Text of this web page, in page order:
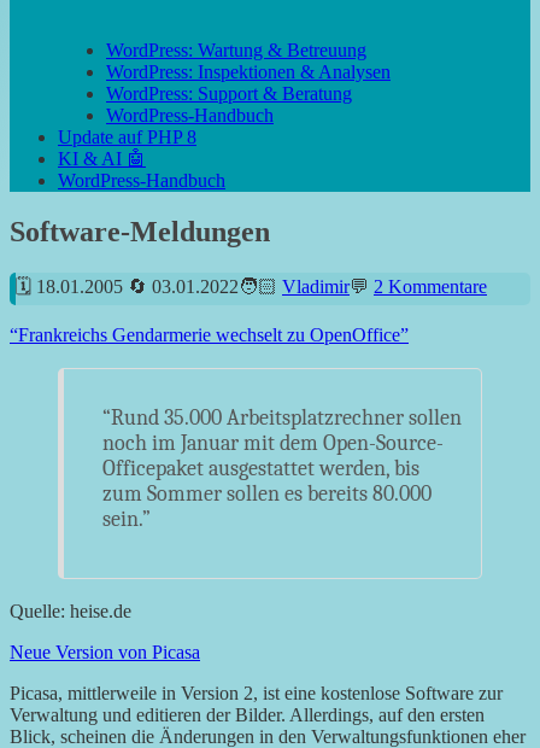
WordPress: Wartung & Betreuung
WordPress: Inspektionen & Analysen
WordPress: Support & Beratung
WordPress-Handbuch
Update auf PHP 8
KI & AI 🤖
WordPress-Handbuch
Software-Meldungen
18.01.2005 03.01.2022 Vladimir 2 Kommentare
“Frankreichs Gendarmerie wechselt zu OpenOffice”
“Rund 35.000 Arbeitsplatzrechner sollen
noch im Januar mit dem Open-Source-
Officepaket ausgestattet werden, bis
zum Sommer sollen es bereits 80.000
sein.”
Quelle: heise.de
Neue Version von Picasa
Picasa, mittlerweile in Version 2, ist eine kostenlose Software zur
Verwaltung und editieren der Bilder. Allerdings, auf den ersten
Blick, scheinen die Änderungen in den Verwaltungsfunktionen eher